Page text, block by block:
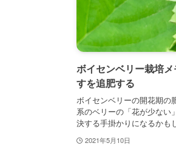
ボイセンベリー栽培
すを追肥する
ボイセンベリーの開花期の
系のベリーの「花が少ない
決する手掛かりになるかも
2021年5月10日